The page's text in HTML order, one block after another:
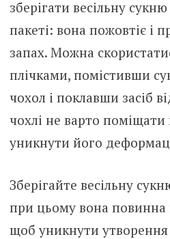
зберігати весільну
пакеті: вона пожовтіє і
запах. Можна
плічками, помістивши
чохол і поклавши засіб
чохлі не варто
уникнути його
Зберігайте весільну
при цьому вона повинна
щоб уникнути утворення